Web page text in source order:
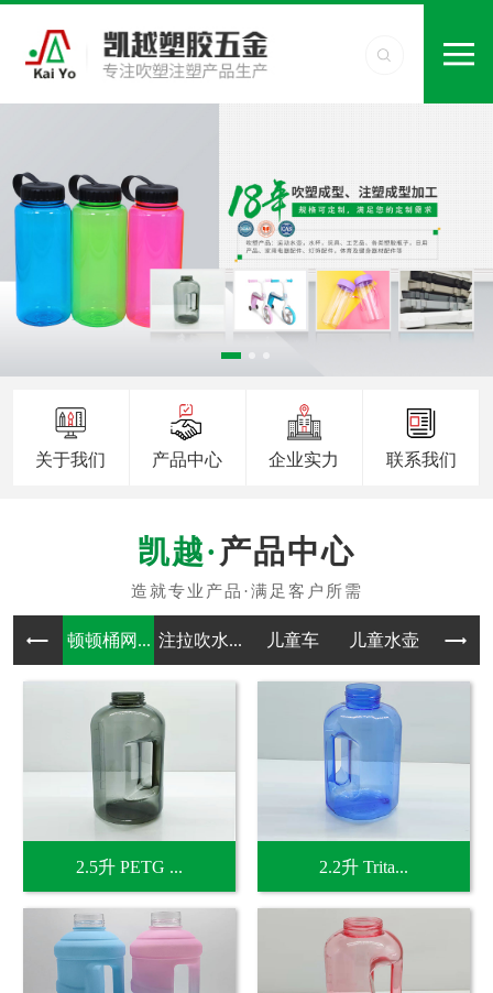
关于我们 产品中心 企业实力 联系我们
产品中心
顿顿桶网... 注拉吹水... 儿童车 儿童水壶 吹塑
2.5升 PETG ... 2.2升 Trita...